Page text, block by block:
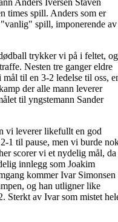
times spill. Anders som er
spill, imponerende av
trykker vi på i feltet, og
Nesten tre ganger eldre
til en 3-2 ledelse til oss,
der alle mann leverer
til yngstemann Sander
vi leverer likefullt en god
1 til pause, men vi burde
scorer vi et nydelig mål, da
innlegg som Joakim
kommer Ivar Simonsen
og han utligner like
Sterkt av Ivar som mistet